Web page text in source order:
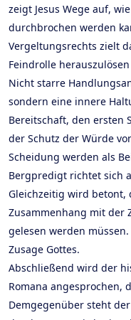
zeigt Jesus Wege auf,
durchbrochen werden
Vergeltungsrechts zielt
Feindrolle
Nicht starre
sondern eine innere
Bereitschaft, den ersten
der Schutz der Würde
Scheidung werden als
Bergpredigt richtet sich
Gleichzeitig wird betont,
Zusammenhang mit der
gelesen werden
Zusage Gottes.
Abschließend wird der
Romana angesprochen,
Demgegenüber steht